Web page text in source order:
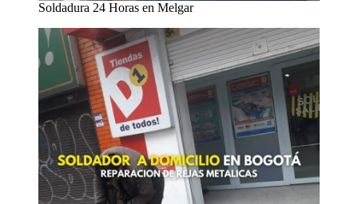
Soldadura 24 Horas en Melgar